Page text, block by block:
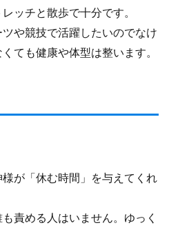
ッチと散歩で十分です。
や競技で活躍したいのでなけ
ても健康や体型は整います。
が「休む時間」を与えてくれ
責める人はいません。ゆっく